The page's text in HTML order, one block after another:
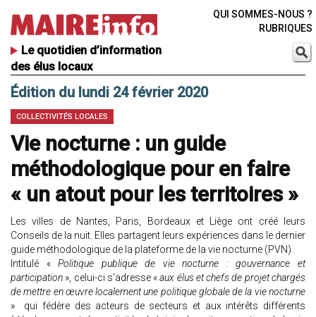
Le quotidien d’information
des élus locaux
QUI SOMMES-NOUS ?
RUBRIQUES
Édition du lundi 24 février 2020
COLLECTIVITÉS LOCALES
Vie nocturne : un guide
méthodologique pour en faire
« un atout pour les territoires »
Les villes de Nantes, Paris, Bordeaux et Liège ont créé leurs
Conseils de la nuit. Elles partagent leurs expériences dans le dernier
guide méthodologique de la plateforme de la vie nocturne (PVN).
Intitulé «Politique publique de vie nocturne : gouvernance et
participation », celui-ci s’adresse «aux élus et chefs de projet chargés
de mettre en œuvre localement une politique globale de la vie nocturne
» qui fédère des acteurs de secteurs et aux intérêts différents